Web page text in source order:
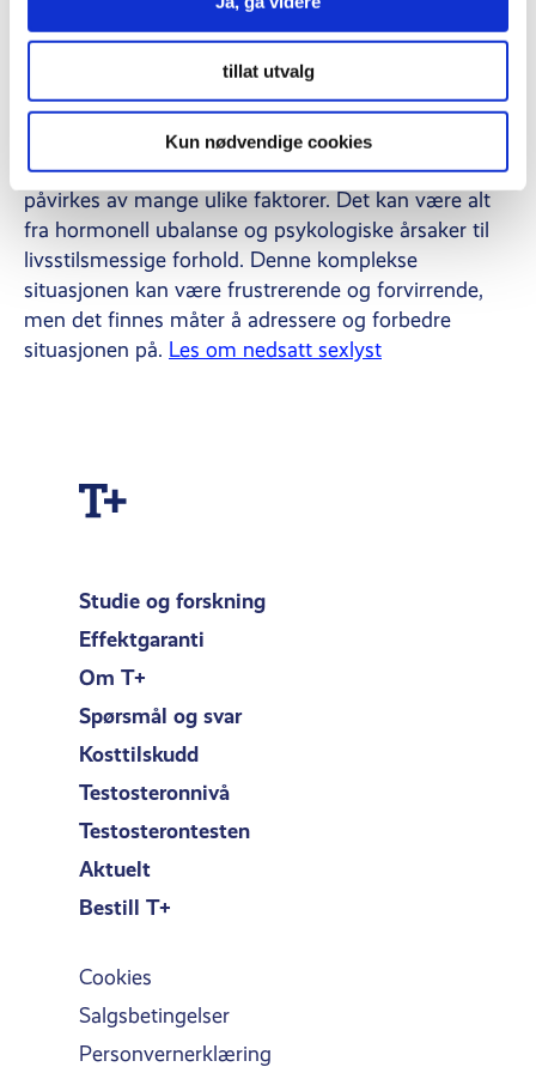
tillat utvalg
Kun nødvendige cookies
treningsregime kan hjelpe deg å nå disse målene.
Les om kosthold og muskelbygging
Nedsatt sexlyst
Nedsatt sexlyst hos menn er en utfordring som kan
påvirkes av mange ulike faktorer. Det kan være alt
fra hormonell ubalanse og psykologiske årsaker til
livsstilsmessige forhold. Denne komplekse
situasjonen kan være frustrerende og forvirrende,
men det finnes måter å adressere og forbedre
situasjonen på. Les om nedsatt sexlyst
Studie og forskning
Effektgaranti
Om T+
Spørsmål og svar
Kosttilskudd
Testosteronnivå
Testosterontesten
Aktuelt
Bestill T+
Cookies
Salgsbetingelser
Personvernerklæring